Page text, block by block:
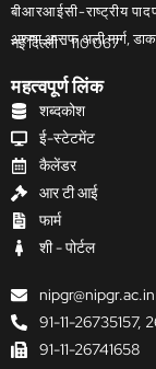
बीआरआईसी-राष्ट्रीय
अरुणा आसफ अली मार्ग,
नई दिल्ली - 110 067
महत्वपूर्ण लिंक
शब्दकोश
ई-स्टेटमेंट
कैलेंडर
आर टी आई
फार्म
शी - पोर्टल
nipgr@nipgr.ac.in
91-11-26735157,
91-11-26741658